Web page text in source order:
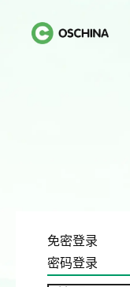
免密登录
密码登录